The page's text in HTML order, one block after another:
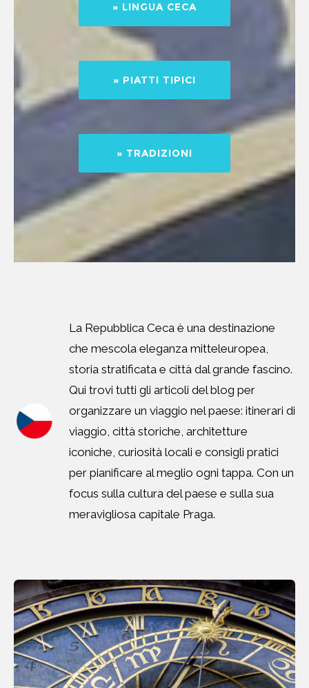
» LINGUA CECA
» PIATTI TIPICI
» TRADIZIONI
La Repubblica Ceca è una destinazione
che mescola eleganza mitteleuropea,
storia stratificata e città dal grande fascino.
Qui trovi tutti gli articoli del blog per
organizzare un viaggio nel paese: itinerari di
viaggio, città storiche, architetture
iconiche, curiosità locali e consigli pratici
per pianificare al meglio ogni tappa. Con un
focus sulla cultura del paese e sulla sua
meravigliosa capitale Praga.